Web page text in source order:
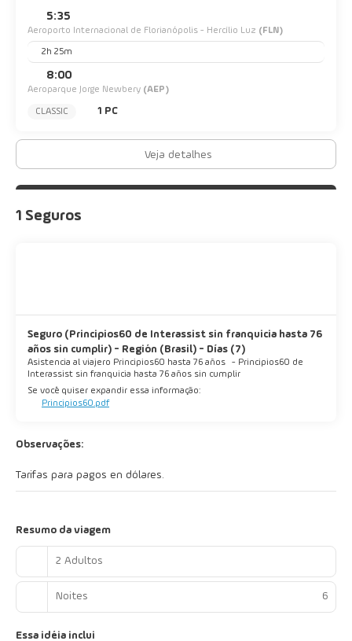
5:35
Aeroporto Internacional de Florianópolis - Hercílio Luz (FLN)
2h 25m
8:00
Aeroparque Jorge Newbery (AEP)
CLASSIC 1 PC
Veja detalhes
1 Seguros
Seguro (Principios60 de Interassist sin franquicia hasta 76
años sin cumplir) - Región (Brasil) - Días (7)
Asistencia al viajero Principios60 hasta 76 años - Principios60 de
Interassist sin franquicia hasta 76 años sin cumplir
Se você quiser expandir essa informação:
Principios60.pdf
Observações:
Tarifas para pagos en dólares.
Resumo da viagem
2 Adultos
Noites 6
Essa idéia inclui